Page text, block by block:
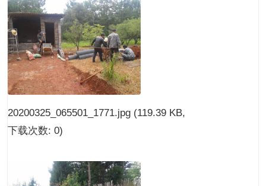
20200325_065501_1771.jpg (119.39 KB,
下载次数: 0)